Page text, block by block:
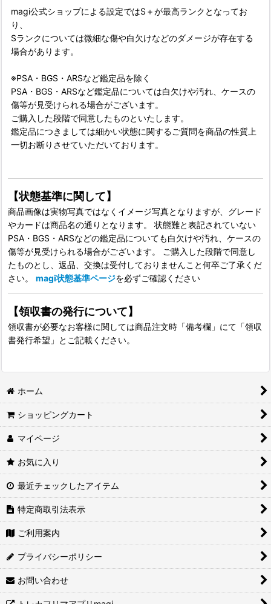
magi公式ショップによる設定ではS＋が最高ランクとなってお
り、
Sランクについては微細な傷や白欠けなどのダメージが存在する
場合があります。
※PSA・BGS・ARSなど鑑定品を除く
PSA・BGS・ARSなど鑑定品については白欠けや汚れ、ケースの
傷等が見受けられる場合がございます。
ご購入した段階で同意したものといたします。
鑑定品につきましては細かい状態に関するご質問を商品の性質上
一切お断りさせていただいております。
【状態基準に関して】
商品画像は実物写真ではなくイメージ写真となりますが、グレード
やカードは商品名の通りとなります。 状態難と表記されていない
PSA・BGS・ARSなどの鑑定品についても白欠けや汚れ、ケースの
傷等が見受けられる場合がございます。 ご購入した段階で同意し
たものとし、返品、交換は受付しておりませんこと何卒ご了承くだ
さい。 magi状態基準ページを必ずご確認ください
【領収書の発行について】
領収書が必要なお客様に関しては商品注文時「備考欄」にて「領収
書発行希望」とご記載ください。
ホーム
ショッピングカート
マイページ
お気に入り
最近チェックしたアイテム
特定商取引法表示
ご利用案内
プライバシーポリシー
お問い合わせ